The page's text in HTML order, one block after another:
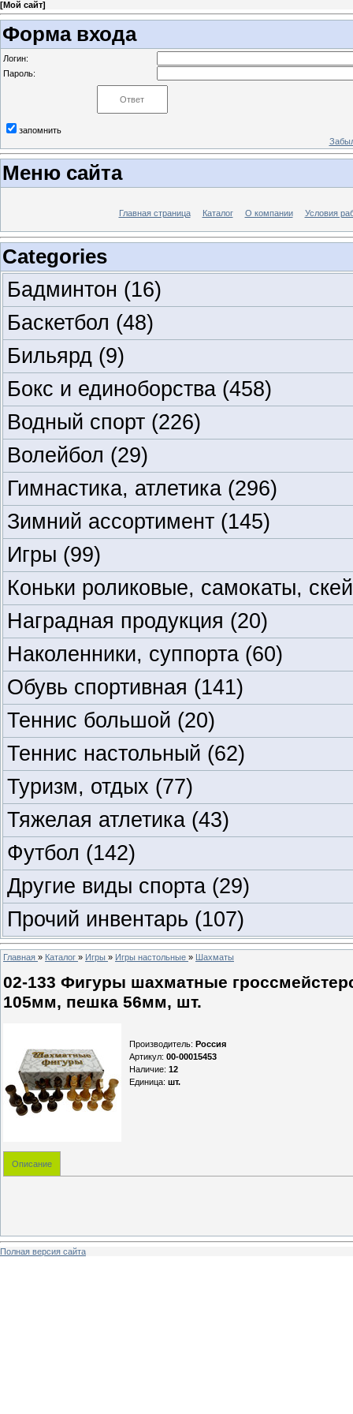
[Мой сайт]
Форма входа
Логин:
Пароль:
запомнить
Меню сайта
Главная страница Каталог О компании Условия
Categories
Бадминтон (16)
Баскетбол (48)
Бильярд (9)
Бокс и единоборства (458)
Водный спорт (226)
Волейбол (29)
Гимнастика, атлетика (296)
Зимний ассортимент (145)
Игры (99)
Коньки роликовые, самокаты,
Наградная продукция (20)
Наколенники, суппорта (60)
Обувь спортивная (141)
Теннис большой (20)
Теннис настольный (62)
Туризм, отдых (77)
Тяжелая атлетика (43)
Футбол (142)
Другие виды спорта (29)
Прочий инвентарь (107)
Главная » Каталог » Игры » Игры настольные » Шахматы
02-133 Фигуры шахматные
105мм, пешка 56мм, шт.
Производитель: Россия
Артикул: 00-00015453
Наличие: 12
Единица: шт.
Описание
Полная версия сайта